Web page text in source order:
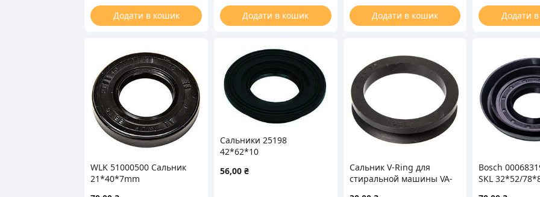
Додати в кошик Додати в кошик Додати в кошик Додати
WLK 51000500 Сальник
21*40*7mm
Сальники 25198
42*62*10
56,00 ₴
Сальник V-Ring для
стиральной машины VA-
Bosch
SKL 32*52/